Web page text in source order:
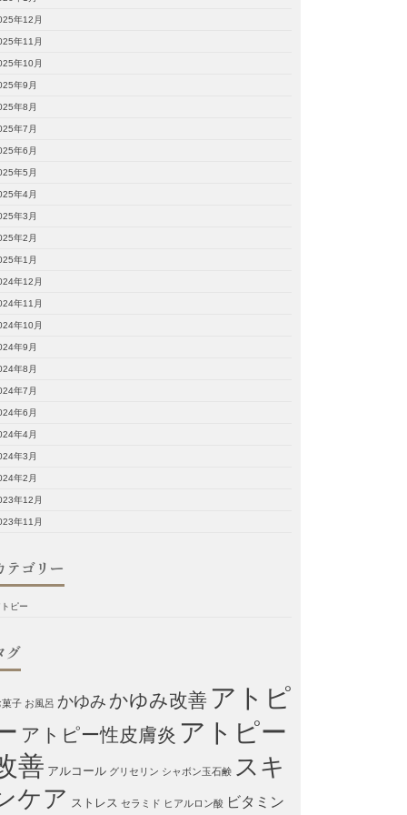
年12月
年11月
年10月
年9月
年8月
年7月
年6月
年5月
年4月
年3月
年2月
年1月
年12月
年11月
年10月
年9月
年8月
年7月
年6月
年4月
年3月
年2月
年12月
年11月
テゴリー
トピー
グ
菓子 お風呂 かゆみ かゆみ改善 アトピ
アトピー性皮膚炎 アトピー
善 アルコール グリセリン シャボン玉石鹸 スキ
ケア ストレス セラミド ヒアルロン酸 ビタミン